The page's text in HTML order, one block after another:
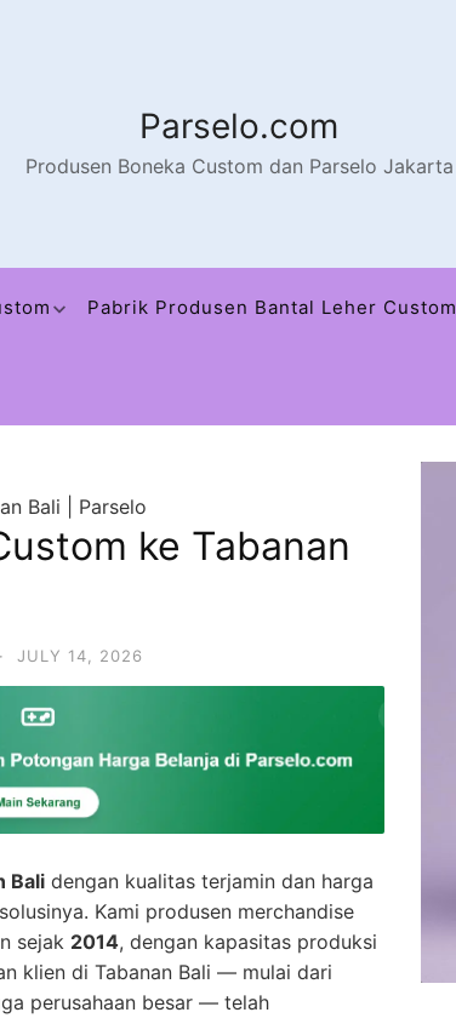
Parselo.com
Produsen Boneka Custom dan Parselo Jakarta
Pabrik Produsen Bantal Leher Custom
Bali | Parselo
ke Tabanan
· JULY 14, 2026
Bali dengan kualitas terjamin dan harga
Kami produsen merchandise
sejak 2014, dengan kapasitas produksi
klien di Tabanan Bali — mulai dari
perusahaan besar — telah